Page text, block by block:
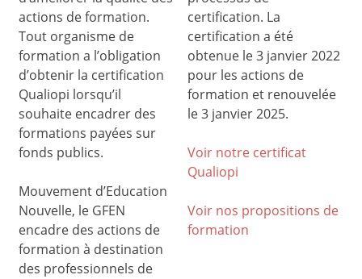
actions de formation.
Tout organisme de
formation a l’obligation
d’obtenir la certification
Qualiopi lorsqu’il
souhaite encadrer des
formations payées sur
fonds publics.
Mouvement d’Education
Nouvelle, le GFEN
encadre des actions de
formation à destination
des professionnels de
certification. La
certification a été
obtenue le 3 janvier 2022
pour les actions de
formation et renouvelée
le 3 janvier 2025.
Voir notre certificat
Qualiopi
Voir nos propositions de
formation